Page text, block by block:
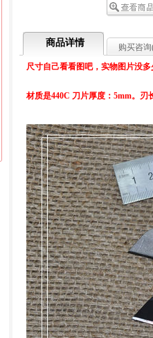
商品详情
购买咨询
尺寸自己看看图吧，实物图片没
材质是440C 刀片厚度：5mm。刃